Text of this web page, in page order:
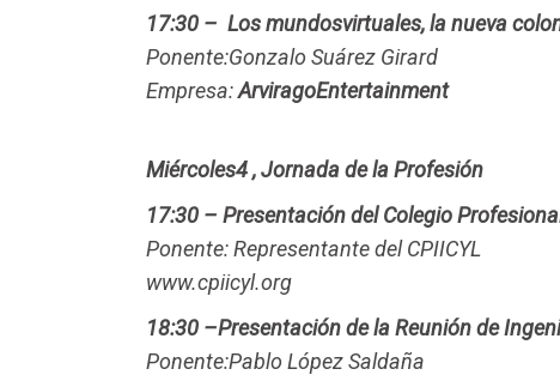
17:30 – Los mundosvirtuales, la nueva
Ponente:Gonzalo Suárez Girard
Empresa:ArviragoEntertainment
Miércoles4 , Jornada de la Profesión
17:30 – Presentación del Colegio
Ponente: Representante del CPIICYL
www.cpiicyl.org
18:30 –Presentación de la Reunión de
Ponente:Pablo López Saldaña